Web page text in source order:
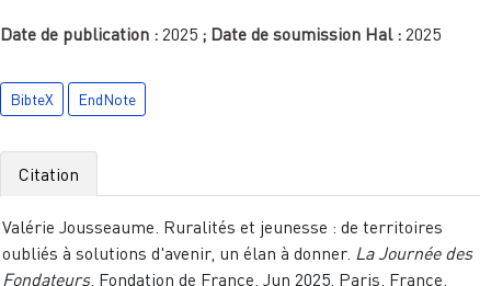
Date de publication : 2025 ; Date de soumission Hal : 2025
BibteX EndNote
Citation
Valérie Jousseaume. Ruralités et jeunesse : de territoires
oubliés à solutions d'avenir, un élan à donner. La Journée des
Fondateurs, Fondation de France, Jun 2025, Paris, France.